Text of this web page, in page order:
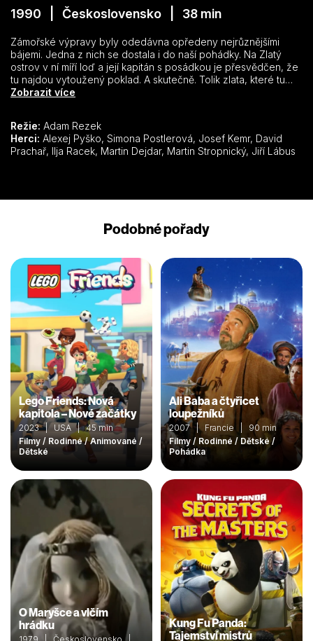
1990 | Československo | 38 min
Zámořské výpravy byly odedávna opředeny nejrůznějšími
bájemi. Jedna z nich se dostala i do naší pohádky. Na Zlatý
ostrov v ní míří loď a její kapitán s posádkou je přesvědčen, že
tu najdou vytoužený poklad. A skutečně. Tolik zlata, které tu
objevili, nebylo ani možné nalodit. Ale sekání s černým
odvážnou ženu, která vydala za všechny poklady světa.
Zobrazit více
Režie: Adam Rezek
Herci:
Prachař, Ilja Racek, Martin Dejdar, Martin Stropnický, Jiří Lábus
Podobné pořady
Lego Friends: Nová
kapitola – Nové začátky
2023 | USA | 45 min
Filmy / Rodinné / Animované /
Dětské
Ali Baba a čtyřicet
loupežníků
2007 | Francie | 90 min
Filmy / Rodinné / Dětské /
Pohádka
O Maryšce a vlčím
hrádku
1979 | Československo |
Kung Fu Panda:
Tajemství mistrů